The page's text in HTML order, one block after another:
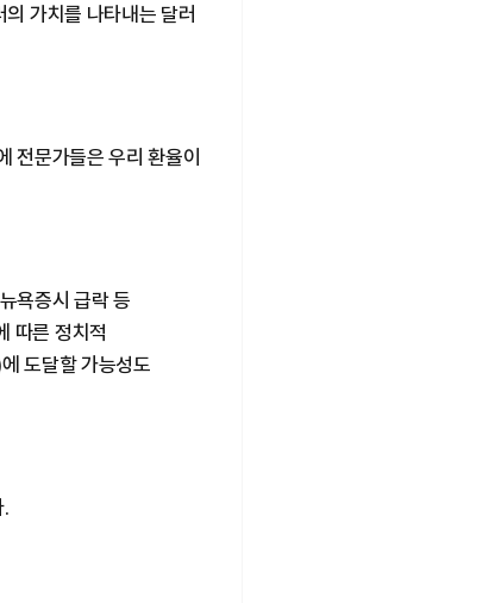
가치를 나타내는 달러
전문가들은 우리 환율이
욕증시 급락 등
따른 정치적
도달할 가능성도